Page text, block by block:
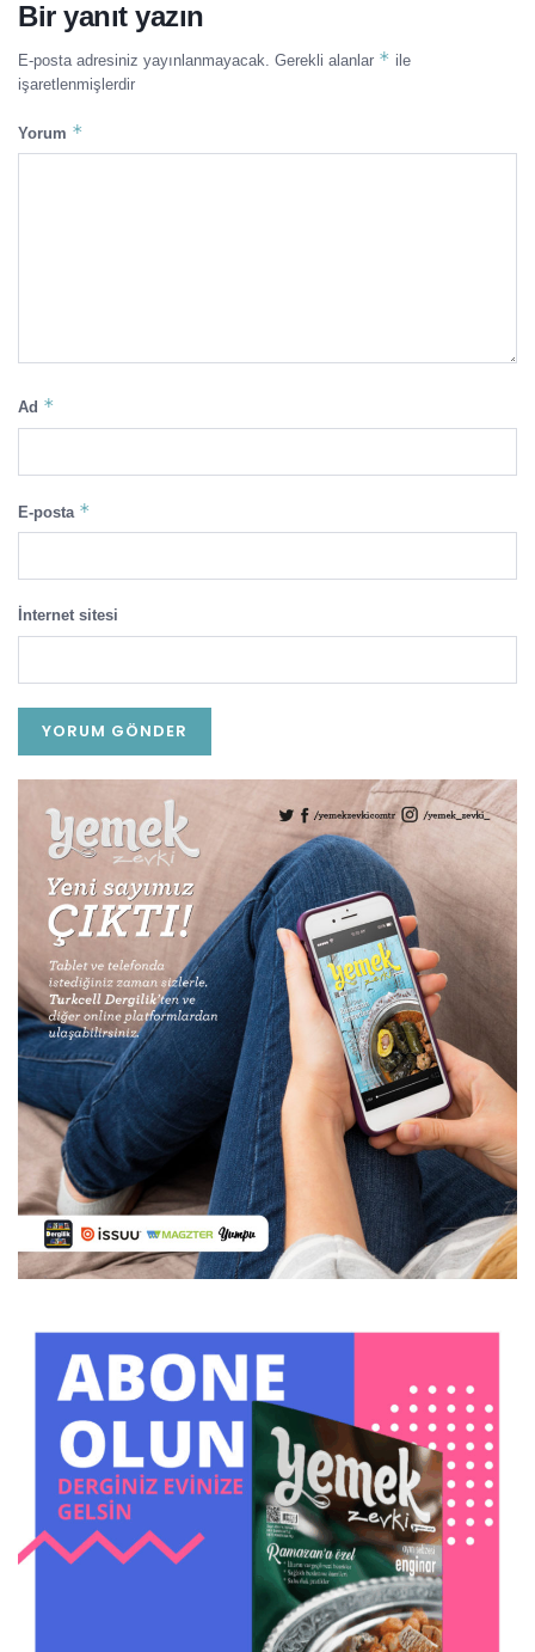
Bir yanıt yazın
E-posta adresiniz yayınlanmayacak. Gerekli alanlar * ile
işaretlenmişlerdir
Yorum *
Ad *
E-posta *
İnternet sitesi